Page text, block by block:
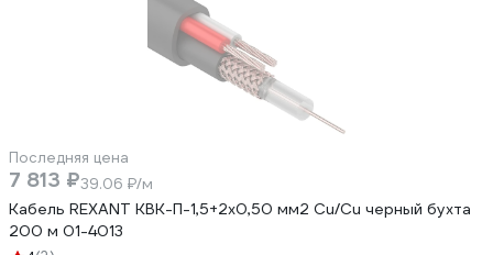
Последняя цена
7 813 ₽39.06 ₽/м
Кабель REXANT КВК-П-1,5+2x0,50 мм2 Cu/Cu черный бухта
200 м 01-4013